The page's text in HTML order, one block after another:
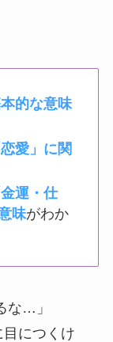
的な意味
愛」に関
運・仕
味がわか
な…」
目につくけ